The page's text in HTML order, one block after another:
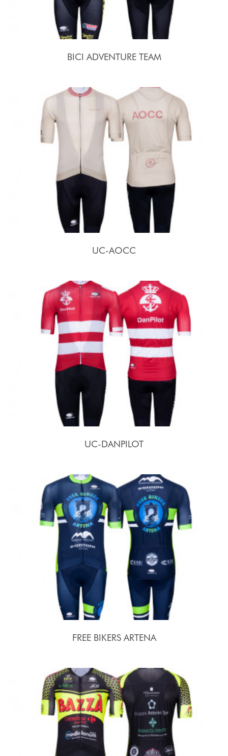
BICI ADVENTURE TEAM
UC-AOCC
UC-DANPILOT
FREE BIKERS ARTENA